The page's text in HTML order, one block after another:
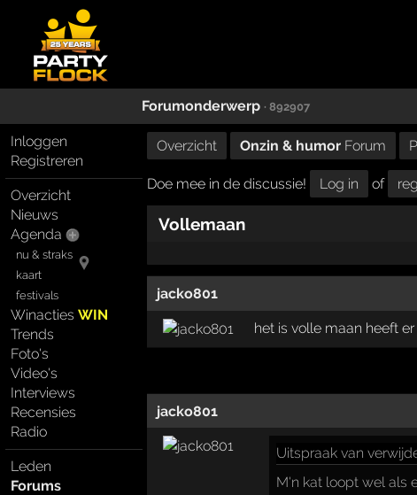
Forumonderwerp · 892907
Inloggen
Registreren
Overzicht
Nieuws
Agenda
nu & straks
kaart
festivals
WinactiesWIN
Trends
Foto's
Video's
Interviews
Recensies
Radio
Leden
Forums
Overzicht Onzin & humor Forum
Doe mee in de discussie! Log in of
Vollemaan
jacko801
het is volle maan heeft
jacko801
Uitspraakvan
M'n kat loopt wel als